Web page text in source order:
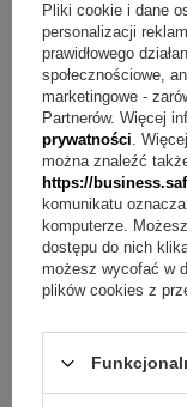
srebrna lub złota
eleganckie białe
Q&A w skrócie o
Pytanie:Jakie
W cenę wliczony
godzina.
Pytanie: Jak
Odpowiedź:Napis
diamentem, a
Jak
Pliki cookie i dane
personalizacji
prawidłowego
społecznościowe,
marketingowe -
Partnerów. Więcej
prywatności.
można znaleźć
https://
komunikatu
komputerze.
dostępu do nich
możesz wycofać w
plików cookies z